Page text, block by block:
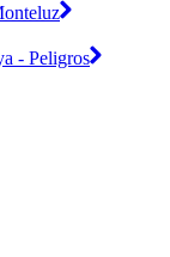
- Peligros